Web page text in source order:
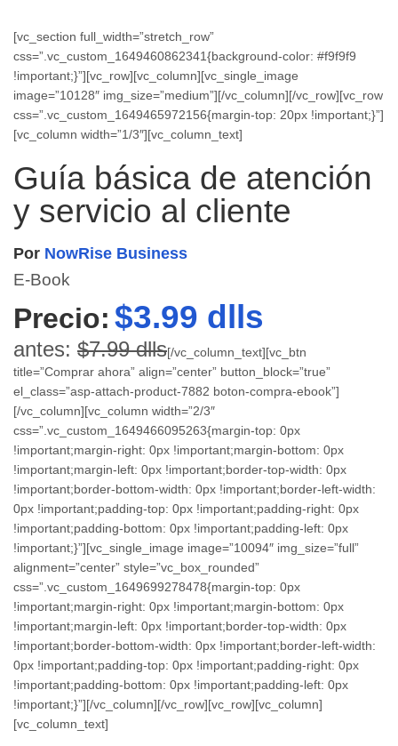
[vc_section full_width=”stretch_row”
css=”.vc_custom_1649460862341{background-color: #f9f9f9
!important;}”][vc_row][vc_column][vc_single_image
image=”10128″ img_size=”medium”][/vc_column][/vc_row][vc_row
css=”.vc_custom_1649465972156{margin-top: 20px !important;}”]
[vc_column width=”1/3″][vc_column_text]
Guía básica de atención
y servicio al cliente
Por NowRise Business
E-Book
Precio: $3.99 dlls
antes: $7.99 dlls[/vc_column_text][vc_btn
title=”Comprar ahora” align=”center” button_block=”true”
el_class=”asp-attach-product-7882 boton-compra-ebook”]
[/vc_column][vc_column width=”2/3″
css=”.vc_custom_1649466095263{margin-top: 0px
!important;margin-right: 0px !important;margin-bottom: 0px
!important;margin-left: 0px !important;border-top-width: 0px
!important;border-bottom-width: 0px !important;border-left-width:
0px !important;padding-top: 0px !important;padding-right: 0px
!important;padding-bottom: 0px !important;padding-left: 0px
!important;}”][vc_single_image image=”10094″ img_size=”full”
alignment=”center” style=”vc_box_rounded”
css=”.vc_custom_1649699278478{margin-top: 0px
!important;margin-right: 0px !important;margin-bottom: 0px
!important;margin-left: 0px !important;border-top-width: 0px
!important;border-bottom-width: 0px !important;border-left-width:
0px !important;padding-top: 0px !important;padding-right: 0px
!important;padding-bottom: 0px !important;padding-left: 0px
!important;}”][/vc_column][/vc_row][vc_row][vc_column]
[vc_column_text]